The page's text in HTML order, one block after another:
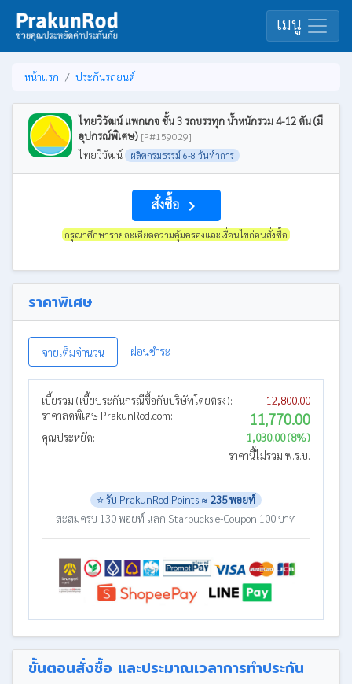
เมนู
หน้าแรก ประกันรถยนต์
ไทยวิวัฒน์ แพกเกจ ชั้น 3 รถบรรทุก น้ำหนักรวม 4-12 ตัน (มี
อุปกรณ์พิเศษ) [P#159029]
ไทยวิวัฒน์ ผลิตกรมธรรม์ 6-8 วันทำการ
สั่งซื้อ navigate_next
กรุณาศึกษารายละเอียดความคุ้มครองและเงื่อนไขก่อนสั่งซื้อ
ราคาพิเศษ
จ่ายเต็มจำนวน ผ่อนชำระ
เบี้ยรวม (เบี้ยประกันกรณีซื้อกับบริษัทโดยตรง):
12,800.00
ราคาลดพิเศษ PrakunRod.com:
11,770.00
คุณประหยัด:
1,030.00 (8%)
ราคานี้ไม่รวม พ.ร.บ.
⭐ รับ PrakunRod Points ≈ 235 พอยท์
สะสมครบ 130 พอยท์ แลก Starbucks e-Coupon 100 บาท
ขั้นตอนสั่งซื้อ และประมาณเวลาการทำประกัน